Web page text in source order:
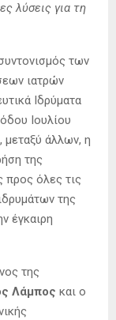
λύσεις για τη
των
ιατρών
Ιδρύματα
Ιουλίου
μεταξύ άλλων, η
της
προς όλες τις
της
έγκαιρη
της
Λάμπος και ο